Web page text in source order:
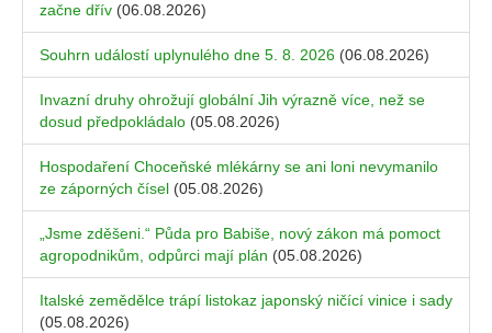
začne dřív (06.08.2026)
Souhrn událostí uplynulého dne 5. 8. 2026 (06.08.2026)
Invazní druhy ohrožují globální Jih výrazně více, než se
dosud předpokládalo (05.08.2026)
Hospodaření Choceňské mlékárny se ani loni nevymanilo
ze záporných čísel (05.08.2026)
„Jsme zděšeni.“ Půda pro Babiše, nový zákon má pomoct
agropodnikům, odpůrci mají plán (05.08.2026)
Italské zemědělce trápí listokaz japonský ničící vinice i sady
(05.08.2026)